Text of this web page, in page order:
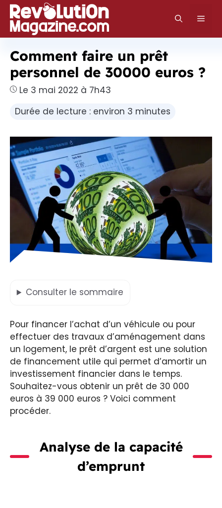
Aller
au
contenu
Comment faire un prêt
personnel de 30000 euros ?
Le 3 mai 2022 à 7h43
Durée de lecture : environ 3 minutes
Consulter le sommaire
Pour financer l’achat d’un véhicule ou pour
effectuer des travaux d’aménagement dans
un logement, le prêt d’argent est une solution
de financement utile qui permet d’amortir un
investissement financier dans le temps.
Souhaitez-vous obtenir un prêt de 30 000
euros à 39 000 euros ? Voici comment
procéder.
Analyse de la capacité
d’emprunt